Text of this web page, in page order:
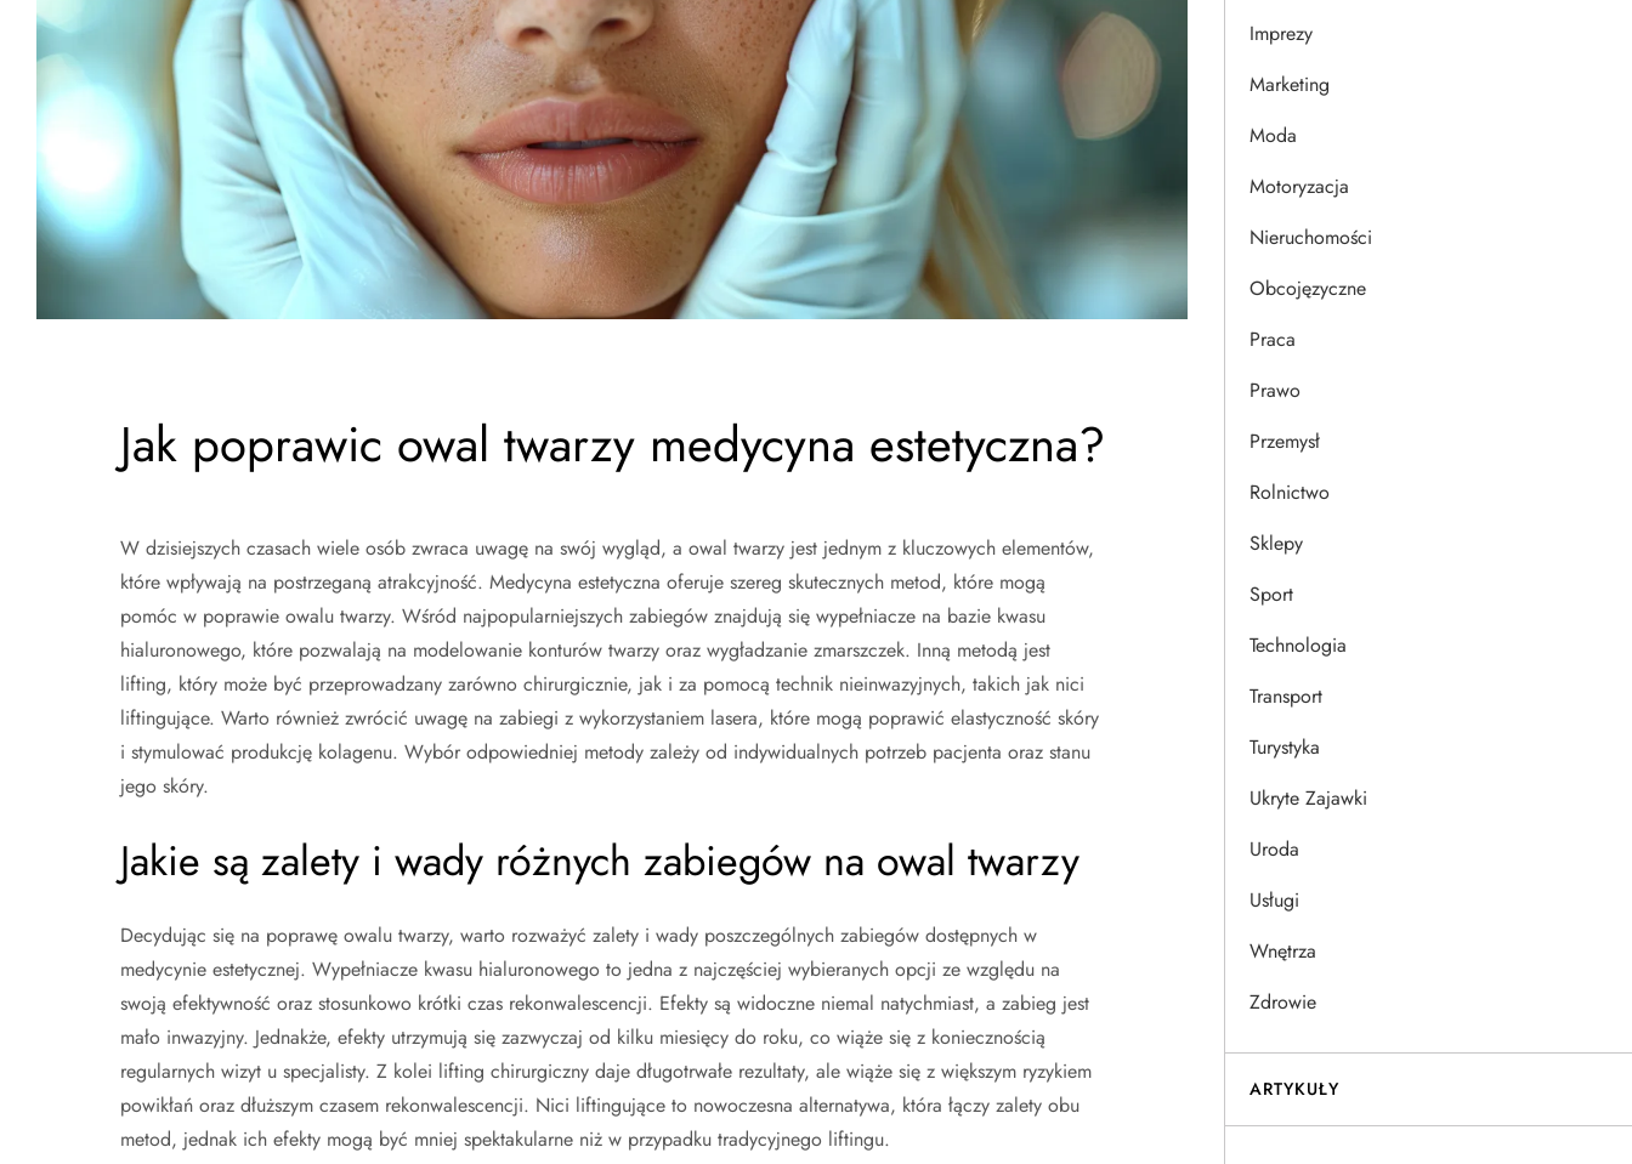
Jak poprawic owal twarzy medycyna estetyczna?
W dzisiejszych czasach wiele osób zwraca uwagę na swój wygląd, a owal twarzy jest jednym z kluczowych elementów,
które wpływają na postrzeganą atrakcyjność. Medycyna estetyczna oferuje szereg skutecznych metod, które mogą
pomóc w poprawie owalu twarzy. Wśród najpopularniejszych zabiegów znajdują się wypełniacze na bazie kwasu
hialuronowego, które pozwalają na modelowanie konturów twarzy oraz wygładzanie zmarszczek. Inną metodą jest
lifting, który może być przeprowadzany zarówno chirurgicznie, jak i za pomocą technik nieinwazyjnych, takich jak nici
liftingujące. Warto również zwrócić uwagę na zabiegi z wykorzystaniem lasera, które mogą poprawić elastyczność skóry
i stymulować produkcję kolagenu. Wybór odpowiedniej metody zależy od indywidualnych potrzeb pacjenta oraz stanu
jego skóry.
Jakie są zalety i wady różnych zabiegów na owal twarzy
Decydując się na poprawę owalu twarzy, warto rozważyć zalety i wady poszczególnych zabiegów dostępnych w
medycynie estetycznej. Wypełniacze kwasu hialuronowego to jedna z najczęściej wybieranych opcji ze względu na
swoją efektywność oraz stosunkowo krótki czas rekonwalescencji. Efekty są widoczne niemal natychmiast, a zabieg jest
mało inwazyjny. Jednakże, efekty utrzymują się zazwyczaj od kilku miesięcy do roku, co wiąże się z koniecznością
regularnych wizyt u specjalisty. Z kolei lifting chirurgiczny daje długotrwałe rezultaty, ale wiąże się z większym ryzykiem
powikłań oraz dłuższym czasem rekonwalescencji. Nici liftingujące to nowoczesna alternatywa, która łączy zalety obu
metod, jednak ich efekty mogą być mniej spektakularne niż w przypadku tradycyjnego liftingu.
Imprezy
Marketing
Moda
Motoryzacja
Nieruchomości
Obcojęzyczne
Praca
Prawo
Przemysł
Rolnictwo
Sklepy
Sport
Technologia
Transport
Turystyka
Ukryte Zajawki
Uroda
Usługi
Wnętrza
Zdrowie
ARTYKUŁY